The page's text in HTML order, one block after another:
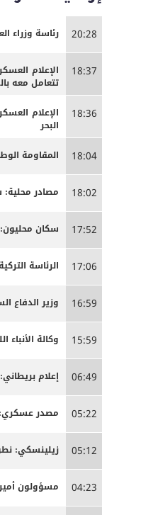
20:28 رئاسة وزراء
18:37
الإعلام
تتعامل معه
18:36
الإعلام
البحر
18:04 المقاومة
18:02 مصادر
17:52 سكان محليون:
17:06 الرئاسة
16:59 وزير الدفاع
15:59 وكالة
06:49 إعلام
05:22 مصدر عسكري:
05:12 زيلينسكي:
04:23 مسؤولون